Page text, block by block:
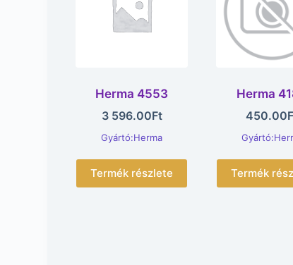
Herma 4553
3 596.00Ft
Gyártó:Herma
Termék részlete
Herma
450.00
Termék